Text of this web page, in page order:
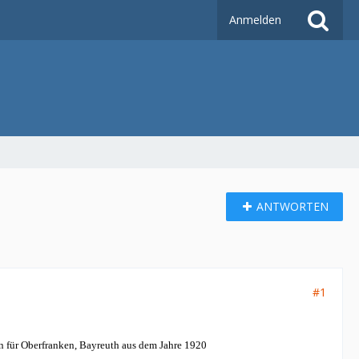
Anmelden
ANTWORTEN
#1
Oberfranken, Bayreuth aus dem Jahre 1920